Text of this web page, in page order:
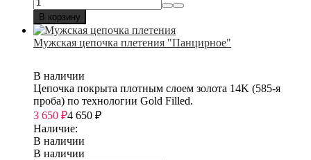
В корзину
Мужская цепочка плетения "Панцирное"
В наличии
Цепочка покрыта плотным слоем золота 14K (585-я
проба) по технологии Gold Filled.
3 650 ₽4 650 ₽
Наличие:
В наличии
В наличии